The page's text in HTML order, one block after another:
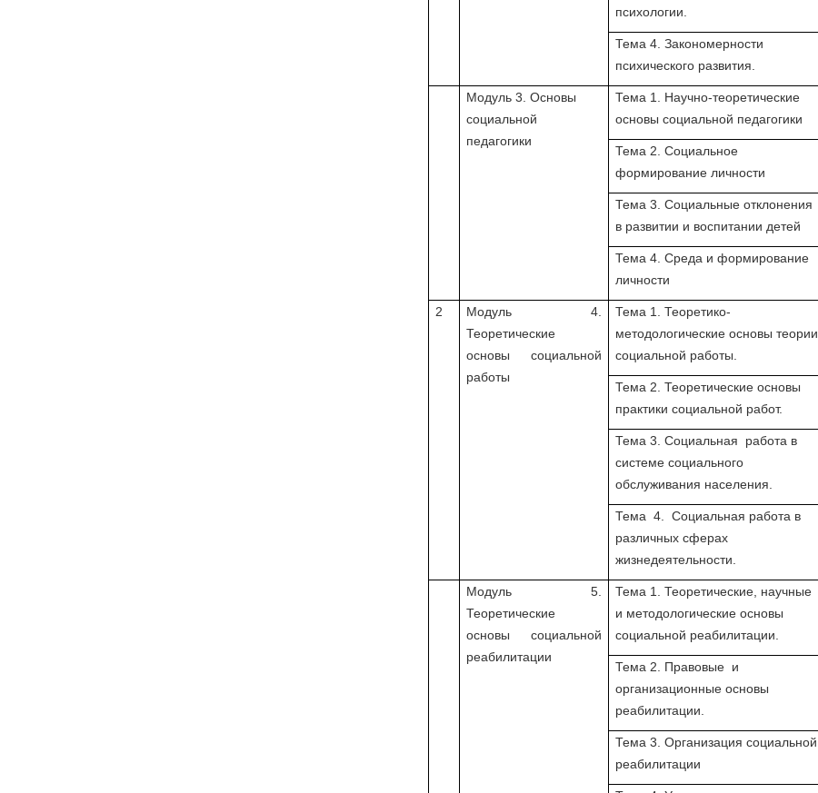
психологии.
Тема 4. Закономерности
психического развития.
Модуль 3. Основы
социальной
педагогики
Тема 1. Научно-теоретические
основы социальной педагогики
Тема 2. Социальное
формирование личности
Тема 3. Социальные отклонения
в развитии и воспитании детей
Тема 4. Среда и формирование
личности
2
Модуль 4.
Теоретические
основы социальной
работы
Тема 1. Теоретико-
методологические основы теории
социальной работы.
Тема 2. Теоретические основы
практики социальной работ.
Тема 3. Социальная работа в
системе социального
обслуживания населения.
Тема 4. Социальная работа в
различных сферах
жизнедеятельности.
Модуль 5.
Теоретические
основы социальной
реабилитации
Тема 1. Теоретические, научные
и методологические основы
социальной реабилитации.
Тема 2. Правовые и
организационные основы
реабилитации.
Тема 3. Организация социальной
реабилитации